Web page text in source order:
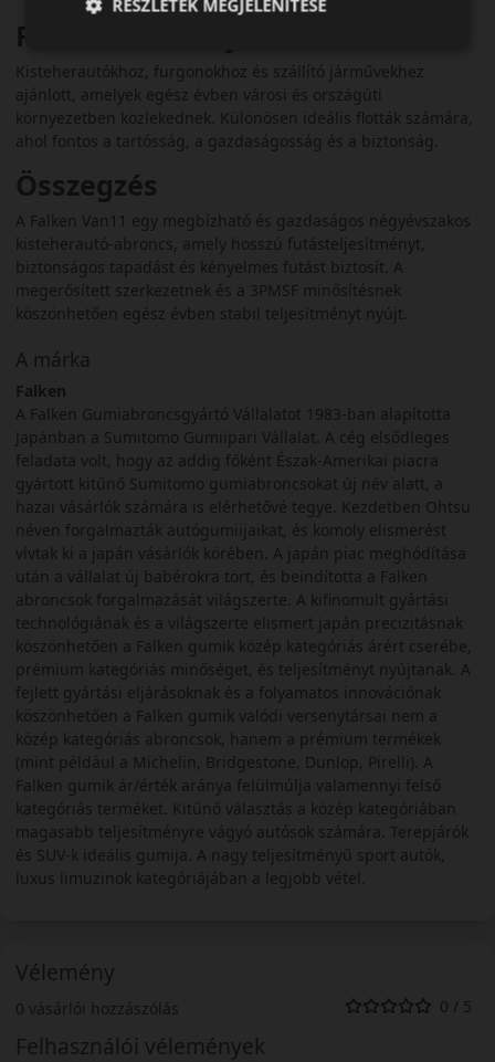
Felhasználási ajánlás
Kisteherautókhoz, furgonokhoz és szállító járművekhez
ajánlott, amelyek egész évben városi és országúti
környezetben közlekednek. Különösen ideális flották számára,
ahol fontos a tartósság, a gazdaságosság és a biztonság.
Összegzés
A Falken Van11 egy megbízható és gazdaságos négyévszakos
kisteherautó-abroncs, amely hosszú futásteljesítményt,
biztonságos tapadást és kényelmes futást biztosít. A
megerősített szerkezetnek és a 3PMSF minősítésnek
köszönhetően egész évben stabil teljesítményt nyújt.
A márka
Falken
A Falken Gumiabroncsgyártó Vállalatot 1983-ban alapította
Japánban a Sumitomo Gumiipari Vállalat. A cég elsődleges
feladata volt, hogy az addig főként Észak-Amerikai piacra
gyártott kitűnő Sumitomo gumiabroncsokat új név alatt, a
hazai vásárlók számára is elérhetővé tegye. Kezdetben Ohtsu
néven forgalmazták autógumiijaikat, és komoly elismerést
vívtak ki a japán vásárlók körében. A japán piac meghódítása
után a vállalat új babérokra tört, és beindította a Falken
abroncsok forgalmazását világszerte. A kifinomult gyártási
technológiának és a világszerte elismert japán precizitásnak
köszönhetően a Falken gumik közép kategóriás árért cserébe,
prémium kategóriás minőséget, és teljesítményt nyújtanak. A
fejlett gyártási eljárásoknak és a folyamatos innovációnak
köszönhetően a Falken gumik valódi versenytársai nem a
közép kategóriás abroncsok, hanem a prémium termékek
(mint például a Michelin, Bridgestone, Dunlop, Pirelli). A
Falken gumik ár/érték aránya felülmúlja valamennyi felső
kategóriás terméket. Kitűnő választás a közép kategóriában
magasabb teljesítményre vágyó autósok számára. Terepjárók
és SUV-k ideális gumija. A nagy teljesítményű sport autók,
luxus limuzinok kategóriájában a legjobb vétel.
Vélemény
0 vásárlói hozzászólás 0 / 5
Felhasználói vélemények
RÉSZLETEK MEGJELENÍTÉSE